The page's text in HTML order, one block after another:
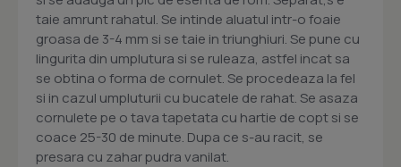
taie amrunt rahatul. Se intinde aluatul intr-o foaie
groasa de 3-4 mm si se taie in triunghiuri. Se pune cu
lingurita din umplutura si se ruleaza, astfel incat sa
se obtina o forma de cornulet. Se procedeaza la fel
si in cazul umpluturii cu bucatele de rahat. Se asaza
cornulete pe o tava tapetata cu hartie de copt si se
coace 25-30 de minute. Dupa ce s-au racit, se
presara cu zahar pudra vanilat.